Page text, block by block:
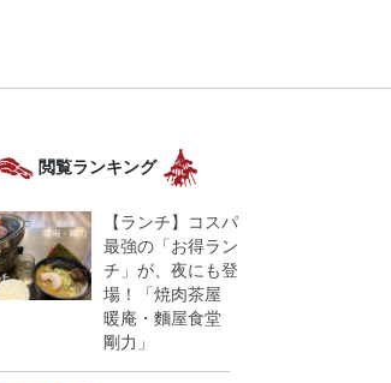
閲覧ランキング
【ランチ】コスパ
最強の「お得ラン
チ」が、夜にも登
場！「焼肉茶屋
暖庵・麵屋食堂
剛力」